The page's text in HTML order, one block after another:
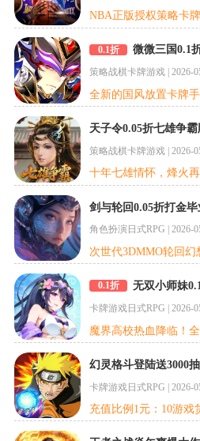
0.1折 微微三国0.1
策略战棋卡牌游戏 2026-
天子令0.05折七雄争霸
策略战棋卡牌游戏 2026-
剑与轮回0.05折打金毕
角色扮演 日式RPG 2026-
0.1折 无双小师妹
卡牌游戏 日式RPG 2026-
幻灵格斗登陆送3000
卡牌游戏日式RPG | 2026-